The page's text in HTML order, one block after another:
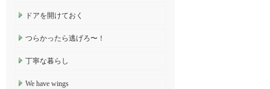
ドアを開けておく
つらかったら逃げろ〜！
丁寧な暮らし
We have wings